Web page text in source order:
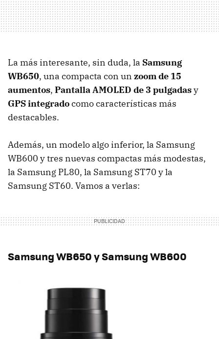
La más interesante, sin duda, la Samsung
WB650, una compacta con un zoom de 15
aumentos, Pantalla AMOLED de 3 pulgadasy
GPS integradocomo características más
destacables.
Además, un modelo algo inferior, la Samsung
WB600 y tres nuevas compactas más modestas,
la Samsung PL80, la Samsung ST70 y la
Samsung ST60. Vamos a verlas:
Samsung WB650 y Samsung WB600